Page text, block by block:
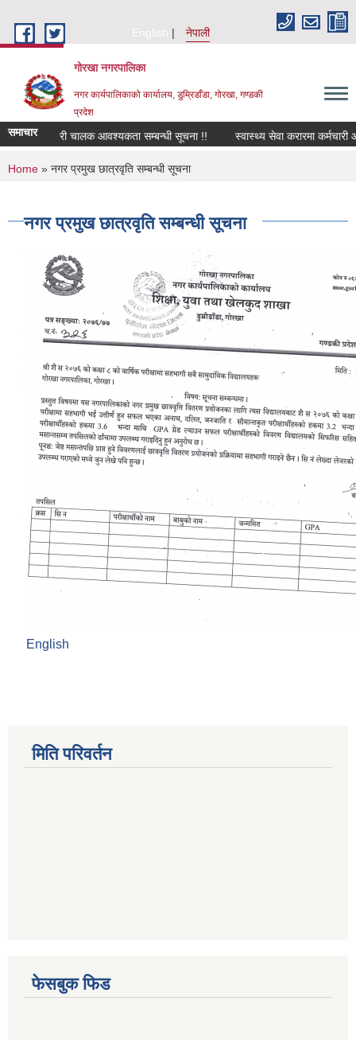
English
नेपाली
गोरखा नगरपालिका
नगर कार्यपालिकाको कार्यालय, डुम्रिडाँडा, गोरखा, गण्डकी
प्रदेश
समाचारसवारी चालक आवश्यकता सम्बन्धी सूचना !! स्वास्थ्य सेवा करारमा कर्मचारी
You are here
Home » नगर प्रमुख छात्रवृति सम्बन्धी सूचना
नगर प्रमुख छात्रवृति सम्बन्धी सूचना
English
मिति परिवर्तन
फेसबुक फिड